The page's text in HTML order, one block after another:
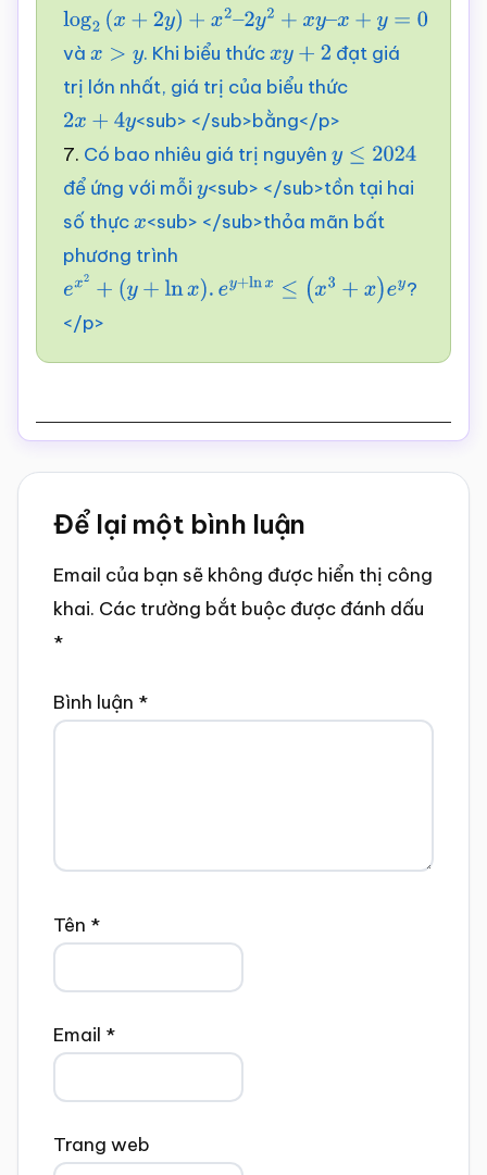
log2 (x+2y)+x 2–
2y 2+ xy –x+y=0
và x> y . Khi biểu thứcxy+2
đạt giá
trị lớn nhất, giá trị của biểu thức
2x +4 y
<sub> </sub>bằng</p>
7. Có bao nhiêu giá trị nguyên y ≤2024
để ứng với mỗi y<sub> </sub>tồn tại hai
số thựcx<sub> </sub>thỏa mãn bất
phương trình
ex +( y+lnx ).ey+lnx≤ (x3 +x ey
?
</p>
Reader
Interactions
Để lại một bình luận
Email của bạn sẽ không được hiển thị công
khai. Các trường bắt buộc được đánh dấu
*
Bình luận *
Tên *
Email *
Trang web